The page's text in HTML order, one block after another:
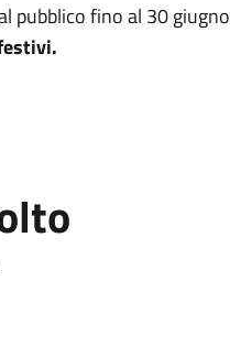
pubblico fino al 30 giugno